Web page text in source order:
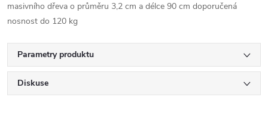
masivního dřeva o průměru 3,2 cm a délce 90 cm doporučená
nosnost do 120 kg
Parametry produktu
Diskuse